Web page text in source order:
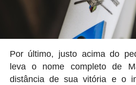
Por último, justo acima do
leva o nome completo de
distância de sua vitória e o